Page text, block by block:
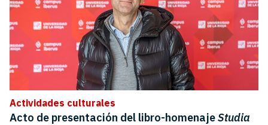
Actividades culturales
Acto de presentación del libro-homenajeStudia